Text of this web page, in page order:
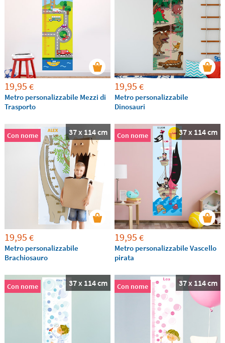
19,95 €
Metro personalizzabile Mezzi di
Trasporto
19,95 €
Metro personalizzabile
Dinosauri
Con nome 37 x 114 cm
19,95 €
Metro personalizzabile
Brachiosauro
Con nome 37 x 114 cm
19,95 €
Metro personalizzabile Vascello
pirata
Con nome 37 x 114 cm Con nome 37 x 114 cm